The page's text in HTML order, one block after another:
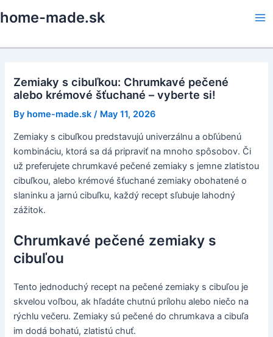
to
home-made.sk
Zemiaky s cibuľkou: Chrumkavé pečené
alebo krémové šťuchané – vyberte si!
By home-made.sk / May 11, 2026
Zemiaky s cibuľkou predstavujú univerzálnu a obľúbenú
kombináciu, ktorá sa dá pripraviť na mnoho spôsobov. Či
už preferujete chrumkavé pečené zemiaky s jemne zlatistou
cibuľkou, alebo krémové šťuchané zemiaky obohatené o
slaninku a jarnú cibuľku, každý recept sľubuje lahodný
zážitok.
Chrumkavé pečené zemiaky s
cibuľou
Tento jednoduchý recept na pečené zemiaky s cibuľou je
skvelou voľbou, ak hľadáte chutnú prílohu alebo niečo na
rýchlu večeru. Zemiaky sú pečené do chrumkava a cibuľa
im dodá bohatú, zlatistú chuť.